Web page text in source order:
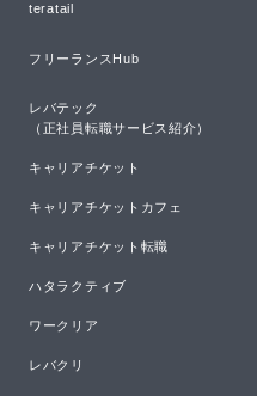
teratail
フリーランスHub
レバテック
（正社員転職サービス紹介）
キャリアチケット
キャリアチケットカフェ
キャリアチケット転職
ハタラクティブ
ワークリア
レバクリ